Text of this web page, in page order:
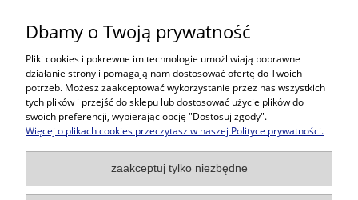
tel.: 32-785-29-00
tel. kom: 609-808-147
handlowy@prosper.com.pl
Informacje
Pomoc w zakupach
Dbamy o Twoją prywatność
Pliki cookies i pokrewne im technologie umożliwiają poprawne
działanie strony i pomagają nam dostosować ofertę do Twoich
potrzeb. Możesz zaakceptować wykorzystanie przez nas wszystkich
tych plików i przejść do sklepu lub dostosować użycie plików do
swoich preferencji, wybierając opcję "Dostosuj zgody".
Więcej o plikach cookies przeczytasz w naszej Polityce prywatności.
zaakceptuj tylko niezbędne